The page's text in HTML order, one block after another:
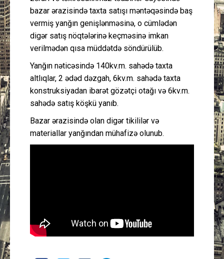
bazar ərazisində taxta satışı məntəqəsində baş
vermiş yanğın genişlənməsinə, o cümlədən
digər satış nöqtələrinə keçməsinə imkan
verilmədən qısa müddətdə söndürülüb.
Yanğın nəticəsində 140kv.m. sahədə taxta
altlıqlar, 2 ədəd dəzgah, 6kv.m. sahədə taxta
konstruksiyadan ibarət gözətçi otağı və 6kv.m.
sahədə satış köşkü yanıb.
Bazar ərazisində olan digər tikililər və
materiallar yanğından mühafizə olunub.